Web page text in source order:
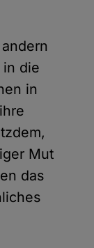
in die
in
Mut
das